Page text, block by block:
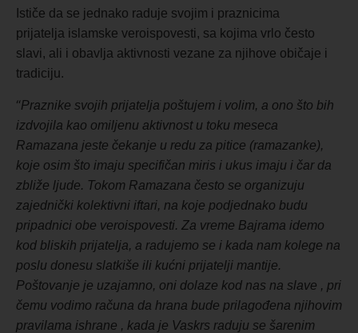
Ističe da se jednako raduje svojim i praznicima
prijatelja islamske veroispovesti, sa kojima vrlo često
slavi, ali i obavlja aktivnosti vezane za njihove običaje i
tradiciju.
“Praznike svojih prijatelja poštujem i volim, a ono što bih
izdvojila kao omiljenu aktivnost u toku meseca
Ramazana jeste čekanje u redu za pitice (ramazanke),
koje osim što imaju specifičan miris i ukus imaju i čar da
zbliže ljude. Tokom Ramazana često se organizuju
zajednički kolektivni iftari, na koje podjednako budu
pripadnici obe veroispovesti. Za vreme Bajrama idemo
kod bliskih prijatelja, a radujemo se i kada nam kolege na
poslu donesu slatkiše ili kućni prijatelji mantije.
Poštovanje je uzajamno, oni dolaze kod nas na slave , pri
čemu vodimo računa da hrana bude prilagođena njihovim
pravilama ishrane , kada je Vaskrs raduju se šarenim